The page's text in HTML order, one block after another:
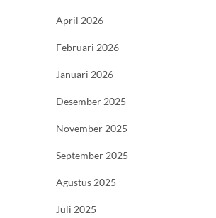
April 2026
Februari 2026
Januari 2026
Desember 2025
November 2025
September 2025
Agustus 2025
Juli 2025